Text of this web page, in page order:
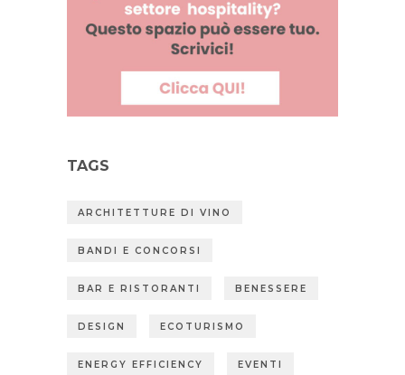
TAGS
ARCHITETTURE DI VINO
BANDI E CONCORSI
BAR E RISTORANTI BENESSERE
DESIGN ECOTURISMO
ENERGY EFFICIENCY EVENTI